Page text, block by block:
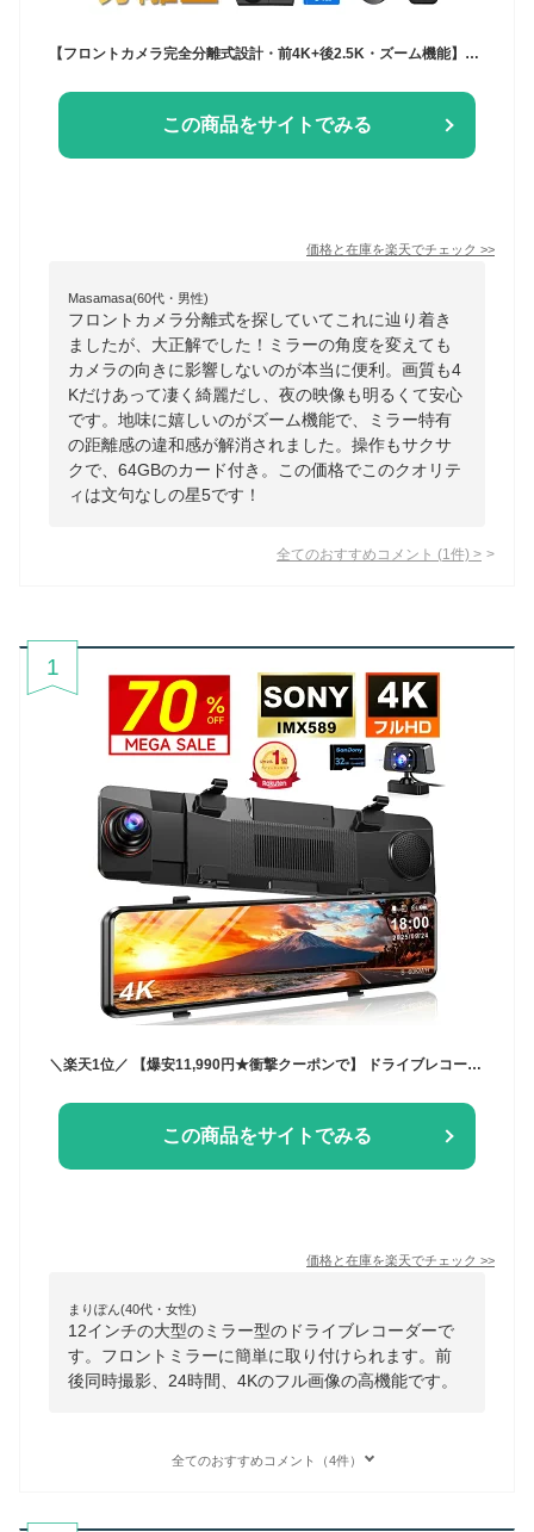
【フロントカメラ完全分離式設計・前4K+後2.5K・ズーム機能】Changer T826 ドライブレコーダー ミラー型 ドラレコ 前後 分離 夜間 LED信号対応 地デジ干渉対策 ドラレコ デジタル インナーミラー 11インチ大画面 24時間駐車監視 Gセンサー WDR GPS 64GのTFカード付属
この商品をサイトでみる
価格と在庫を楽天でチェック >>
Masamasa(60代・男性)
フロントカメラ分離式を探していてこれに辿り着き
ましたが、大正解でした！ミラーの角度を変えても
カメラの向きに影響しないのが本当に便利。画質も4
Kだけあって凄く綺麗だし、夜の映像も明るくて安心
です。地味に嬉しいのがズーム機能で、ミラー特有
の距離感の違和感が解消されました。操作もサクサ
クで、64GBのカード付き。この価格でこのクオリテ
ィは文句なしの星5です！
全てのおすすめコメント (1 件) >
1
＼楽天1位／ 【爆安11,990円★衝撃クーポンで】 ドライブレコーダー ミラー型 4K 1440P 高画質 SONYセンサー 12インチ 超大画面 前後カメラ 同時録画 24時間駐車監視 地デジ干渉対策 32GB高速SDカード付き ドラレコ ドライブレコーダー HDR 駐車監視
この商品をサイトでみる
価格と在庫を楽天でチェック >>
まりぽん(40代・女性)
12インチの大型のミラー型のドライブレコーダーで
す。フロントミラーに簡単に取り付けられます。前
後同時撮影、24時間、4Kのフル画像の高機能です。
全てのおすすめコメント（4件）